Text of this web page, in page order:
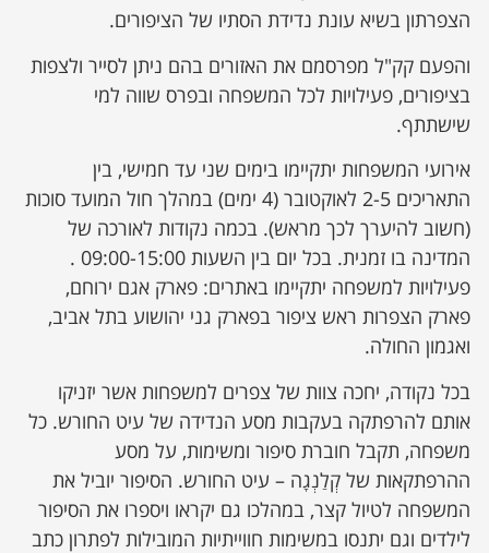
הצפרתון בשיא עונת נדידת הסתיו של הציפורים.
והפעם קק"ל מפרסמם את האזורים בהם ניתן לסייר ולצפות
בציפורים, פעילויות לכל המשפחה ובפרס שווה למי
שישתתף.
אירועי המשפחות יתקיימו בימים שני עד חמישי, בין
התאריכים 2-5 לאוקטובר (4 ימים) במהלך חול המועד סוכות
(חשוב להיערך לכך מראש). בכמה נקודות לאורכה של
המדינה בו זמנית. בכל יום בין השעות 09:00-15:00 .
פעילויות למשפחה יתקיימו באתרים: פארק אגם ירוחם,
פארק הצפרות ראש ציפור בפארק גני יהושוע בתל אביב,
ואגמון החולה.
בכל נקודה, יחכה צוות של צפרים למשפחות אשר יזניקו
אותם להרפתקה בעקבות מסע הנדידה של עיט החורש. כל
משפחה, תקבל חוברת סיפור ומשימות, על מסע
ההרפתקאות של קְלַנְגָה – עיט החורש. הסיפור יוביל את
המשפחה לטיול קצר, במהלכו גם יקראו ויספרו את הסיפור
לילדים וגם יתנסו במשימות חווייתיות המובילות לפתרון כתב